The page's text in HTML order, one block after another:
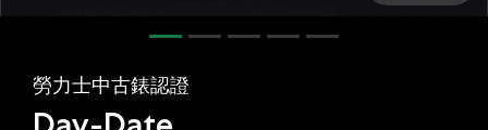
登入
勞力士中古錶認證